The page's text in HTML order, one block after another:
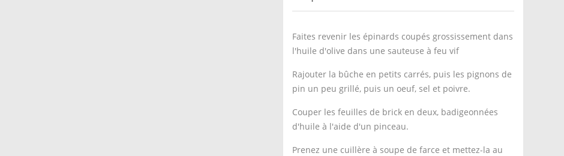
Faites revenir les épinards coupés grossissement dans
l'huile d'olive dans une sauteuse à feu vif
Rajouter la bûche en petits carrés, puis les pignons de
pin un peu grillé, puis un oeuf, sel et poivre.
Couper les feuilles de brick en deux, badigeonnées
d'huile à l'aide d'un pinceau.
Prenez une cuillère à soupe de farce et mettez-la au